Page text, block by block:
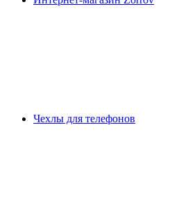
Чехлы для телефонов